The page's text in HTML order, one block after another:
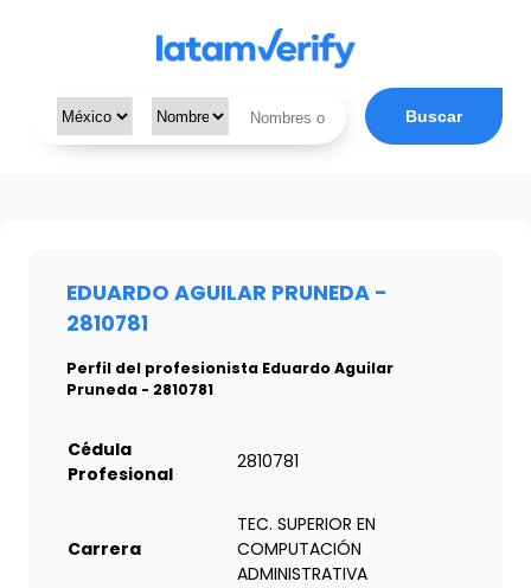
Buscar
EDUARDO AGUILAR PRUNEDA -
2810781
Perfil del profesionista Eduardo Aguilar
Pruneda - 2810781
Cédula
Profesional
2810781
Carrera
TEC. SUPERIOR EN
COMPUTACIÓN
ADMINISTRATIVA